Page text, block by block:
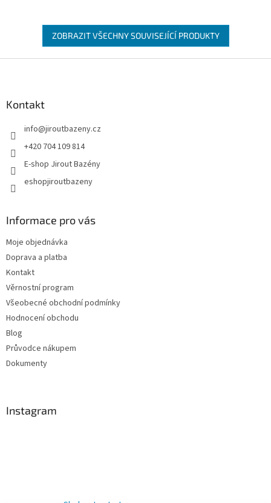
ZOBRAZIT VŠECHNY SOUVISEJÍCÍ PRODUKTY
Kontakt
info@jiroutbazeny.cz
+420 704 109 814
E-shop Jirout Bazény
eshopjiroutbazeny
Informace pro vás
Moje objednávka
Doprava a platba
Kontakt
Věrnostní program
Všeobecné obchodní podmínky
Hodnocení obchodu
Blog
Průvodce nákupem
Dokumenty
Instagram